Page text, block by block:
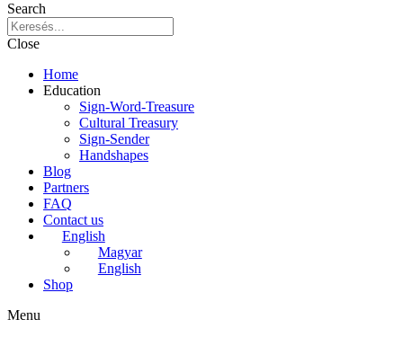
Search
Close
Home
Education
Sign-Word-Treasure
Cultural Treasury
Sign-Sender
Handshapes
Blog
Partners
FAQ
Contact us
English
Magyar
English
Shop
Menu